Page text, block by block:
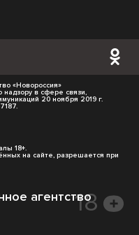
«Новороссия»
в сфере связи,
20 ноября 2019 г.
18+.
на сайте, разрешается при
агентство